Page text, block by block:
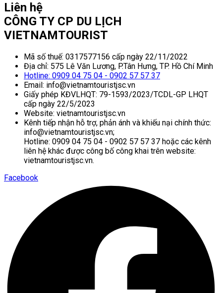
Liên hệ
CÔNG TY CP DU LỊCH
VIETNAMTOURIST
Mã số thuế: 0317577156 cấp ngày 22/11/2022
Địa chỉ: 575 Lê Văn Lương, P.Tân Hưng, TP. Hồ Chí Minh
Hotline: 0909 04 75 04 - 0902 57 57 37
Email: info@vietnamtouristjsc.vn
Giấy phép KĐVLHQT: 79-1593/2023/TCDL-GP LHQT
cấp ngày 22/5/2023
Website: vietnamtouristjsc.vn
Kênh tiếp nhận hỗ trợ, phản ánh và khiếu nại chính thức:
info@vietnamtouristjsc.vn;
Hotline: 0909 04 75 04 - 0902 57 57 37 hoặc các kênh
liên hệ khác được công bố công khai trên website:
vietnamtouristjsc.vn.
Facebook